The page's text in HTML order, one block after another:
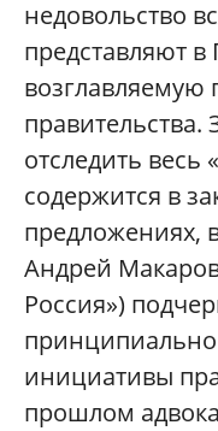
недовольство
представляют
возглавляемую
отследить весь
содержится в
предложениях,
Андрей
Россия»)
принципиально
инициативы
прошлом